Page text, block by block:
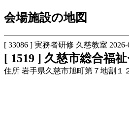
会場施設の地図
[ 33086 ] 実務者研修 久慈教室
[ 1519 ] 久慈市総合福
住所 岩手県久慈市旭町第７地割１